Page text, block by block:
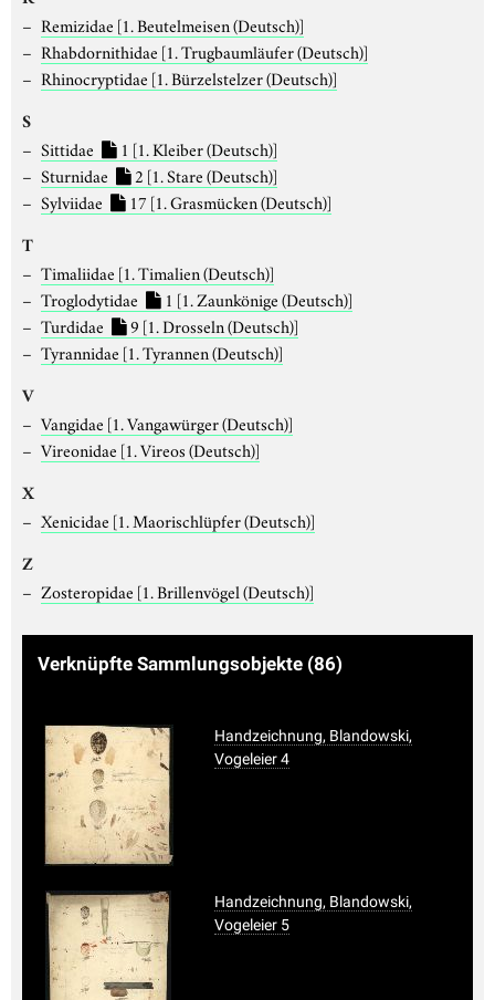
Remizidae [1. Beutelmeisen (Deutsch)]
Rhabdornithidae [1. Trugbaumläufer (Deutsch)]
Rhinocryptidae [1. Bürzelstelzer (Deutsch)]
S
Sittidae 1 [1. Kleiber (Deutsch)]
Sturnidae
2 [1. Stare (Deutsch)]
Sylviidae
17 [1. Grasmücken (Deutsch)]
T
Timaliidae [1. Timalien (Deutsch)]
Troglodytidae
1 [1. Zaunkönige (Deutsch)]
Turdidae
9 [1. Drosseln (Deutsch)]
Tyrannidae [1. Tyrannen (Deutsch)]
V
Vangidae [1. Vangawürger (Deutsch)]
Vireonidae [1. Vireos (Deutsch)]
X
Xenicidae [1. Maorischlüpfer (Deutsch)]
Z
Zosteropidae [1. Brillenvögel (Deutsch)]
Verknüpfte Sammlungsobjekte (86)
Handzeichnung, Blandowski,
Vogeleier 4
Handzeichnung, Blandowski,
Vogeleier 5